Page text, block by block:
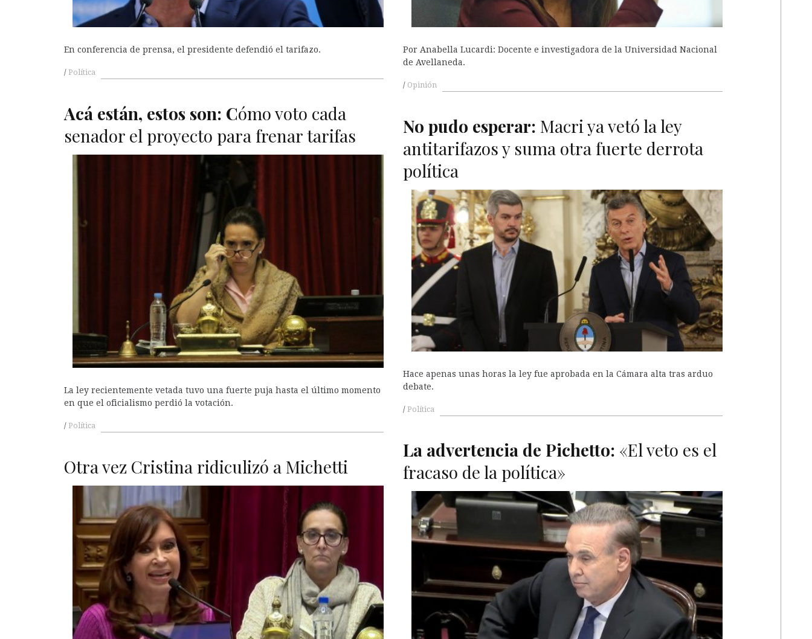
En conferencia de prensa, el presidente defendió el tarifazo.
Política
Por Anabella Lucardi: Docente e investigadora de la Universidad Nacional
de Avellaneda.
Opinión
Acá están, estos son: Cómo voto cada
senador el proyecto para frenar tarifas
A
La ley recientemente vetada tuvo una fuerte puja hasta el último momento
en que el oficialismo perdió la votación.
Política
No pudo esperar: Macri ya vetó la ley
antitarifazos y suma otra fuerte derrota
política
A
Hace apenas unas horas la ley fue aprobada en la Cámara alta tras arduo
debate.
Política
La advertencia de Pichetto: «El veto es el
fracaso de la política»
A
Otra vez Cristina ridiculizó a Michetti
A